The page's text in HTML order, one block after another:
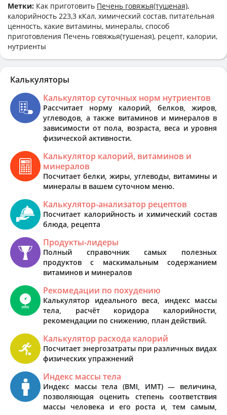
Метки: Как приготовить Печень говяжья(тушеная),
калорийность 223,3 кКал, химический состав, питательная
ценность, какие витамины, минералы, способ
приготовления Печень говяжья(тушеная), рецепт, калории,
нутриенты
Калькуляторы
Калькулятор суточных норм нутриентов
Рассчитает норму калорий, белков, жиров,
углеводов, а также витаминов и минералов в
зависимости от пола, возраста, веса и уровня
физической активности.
Калькулятор калорий, витаминов и
минералов
Посчитает белки, жиры, углеводы, витамины и
минералы в вашем суточном меню.
Калькулятор-анализатор рецептов
Посчитает калорийность и химический состав
блюда, рецепта
Продукты-лидеры
Полный справочник самых полезных
продуктов с маскимальным содержанием
витаминов и минералов
Рекомедации по похудению
Калькулятор идеального веса, индекс массы
тела, расчёт коридора калорийности,
рекомендации по снижению, план действий.
Калькулятор расхода калорий
Посчитает энергозатраты при различных видах
физических упражнений
Индекс массы тела
Индекс массы тела (BMI, ИМТ) — величина,
позволяющая оценить степень соответствия
массы человека и его роста и, тем самым,